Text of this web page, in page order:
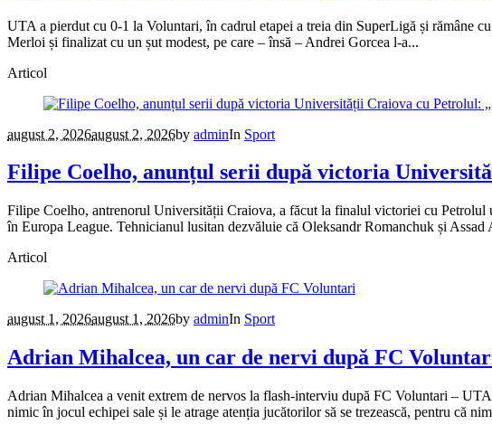
UTA a pierdut cu 0-1 la Voluntari, în cadrul etapei a treia din SuperLigă și rămâne
Merloi și finalizat cu un șut modest, pe care – însă – Andrei Gorcea l-a...
Articol
august 2, 2026august 2, 2026by adminIn Sport
Filipe Coelho, anunțul serii după victoria
Filipe Coelho, antrenorul Universității Craiova, a făcut la finalul victoriei cu
în Europa League. Tehnicianul lusitan dezvăluie că Oleksandr Romanchuk și
Articol
august 1, 2026august 1, 2026by adminIn Sport
Adrian Mihalcea, un car de nervi după FC
Adrian Mihalcea a venit extrem de nervos la flash-interviu după FC Voluntari –
nimic în jocul echipei sale și le atrage atenția jucătorilor să se trezească, pentru că